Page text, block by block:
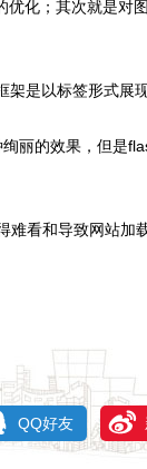
化；其次就是
是以标签形式展
的效果，但是
看和导致网站加
QQ好友